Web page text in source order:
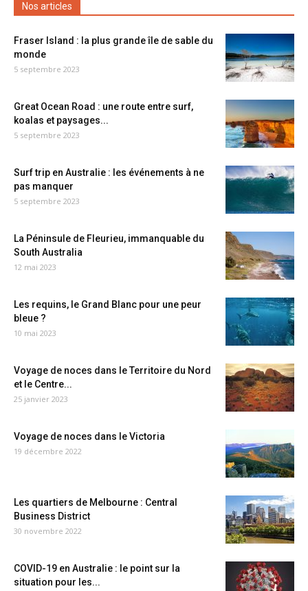
Nos articles
Fraser Island : la plus grande île de sable du
monde
5 septembre 2023
Great Ocean Road : une route entre surf,
koalas et paysages...
5 septembre 2023
Surf trip en Australie : les événements à ne
pas manquer
5 septembre 2023
La Péninsule de Fleurieu, immanquable du
South Australia
12 mai 2023
Les requins, le Grand Blanc pour une peur
bleue ?
10 mai 2023
Voyage de noces dans le Territoire du Nord
et le Centre...
25 janvier 2023
Voyage de noces dans le Victoria
19 décembre 2022
Les quartiers de Melbourne : Central
Business District
30 novembre 2022
COVID-19 en Australie : le point sur la
situation pour les...